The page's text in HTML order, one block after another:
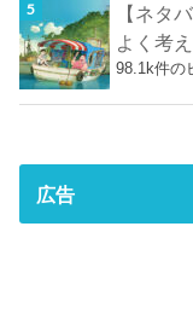
【ネタ
よく考
98.1k件の
広告